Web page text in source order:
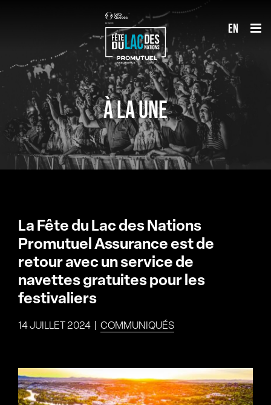
en
À LA UNE
La Fête du Lac des Nations
Promutuel Assurance est de
retour avec un service de
navettes gratuites pour les
festivaliers
14 JUILLET 2024 COMMUNIQUÉS
Voir
l'image